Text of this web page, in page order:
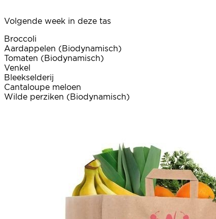
Volgende week in deze tas
Broccoli
Aardappelen (Biodynamisch)
Tomaten (Biodynamisch)
Venkel
Bleekselderij
Cantaloupe meloen
Wilde perziken (Biodynamisch)